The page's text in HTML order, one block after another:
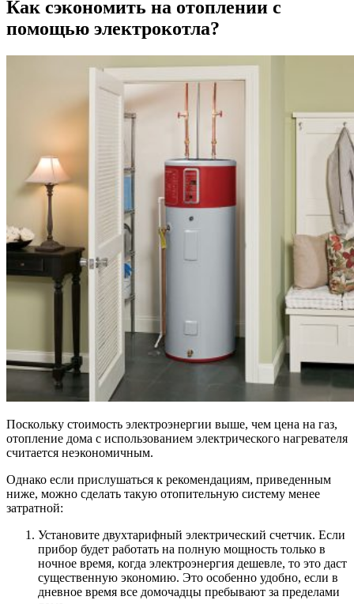
Как сэкономить на отоплении с
помощью электрокотла?
Поскольку стоимость электроэнергии выше, чем цена на газ,
отопление дома с использованием электрического нагревателя
считается неэкономичным.
Однако если прислушаться к рекомендациям, приведенным
ниже, можно сделать такую отопительную систему менее
затратной:
Установите двухтарифный электрический счетчик. Если
прибор будет работать на полную мощность только в
ночное время, когда электроэнергия дешевле, то это даст
существенную экономию. Это особенно удобно, если в
дневное время все домочадцы пребывают за пределами